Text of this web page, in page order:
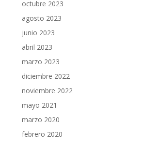
octubre 2023
agosto 2023
junio 2023
abril 2023
marzo 2023
diciembre 2022
noviembre 2022
mayo 2021
marzo 2020
febrero 2020